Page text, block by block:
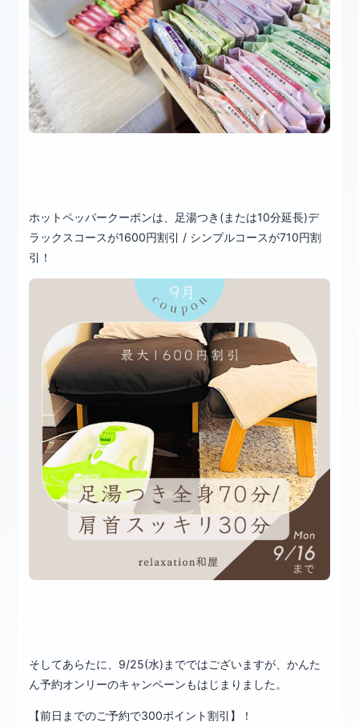
ホットペッパークーポンは、足湯つき(または10分延長)デ
ラックスコースが1600円割引 / シンプルコースが710円割
引！
そしてあらたに、9/25(水)までではございますが、かんた
ん予約オンリーのキャンペーンもはじまりました。
【前日までのご予約で300ポイント割引】！